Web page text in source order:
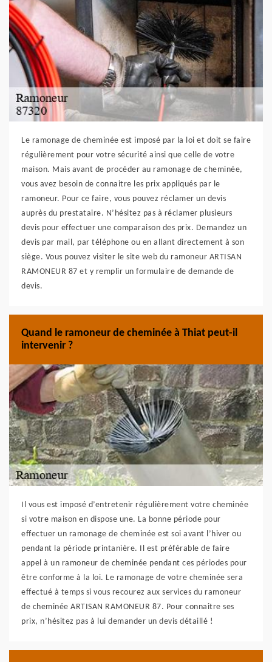
Le ramonage de cheminée est imposé par la loi et doit se faire
régulièrement pour votre sécurité ainsi que celle de votre
maison. Mais avant de procéder au ramonage de cheminée,
vous avez besoin de connaitre les prix appliqués par le
ramoneur. Pour ce faire, vous pouvez réclamer un devis
auprès du prestataire. N’hésitez pas à réclamer plusieurs
devis pour effectuer une comparaison des prix. Demandez un
devis par mail, par téléphone ou en allant directement à son
siège. Vous pouvez visiter le site web du ramoneur ARTISAN
RAMONEUR 87 et y remplir un formulaire de demande de
devis.
Quand le ramoneur de cheminée à Thiat peut-il
intervenir ?
Il vous est imposé d’entretenir régulièrement votre cheminée
si votre maison en dispose une. La bonne période pour
effectuer un ramonage de cheminée est soi avant l’hiver ou
pendant la période printanière. Il est préférable de faire
appel à un ramoneur de cheminée pendant ces périodes pour
être conforme à la loi. Le ramonage de votre cheminée sera
effectué à temps si vous recourez aux services du ramoneur
de cheminée ARTISAN RAMONEUR 87. Pour connaitre ses
prix, n’hésitez pas à lui demander un devis détaillé !